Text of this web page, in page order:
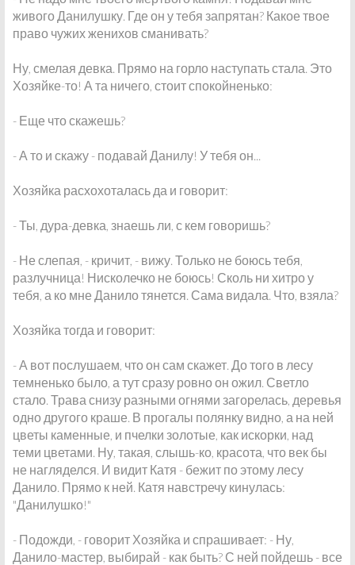
живого Данилушку. Где он у тебя запрятан? Какое твое
право чужих женихов сманивать?
Ну, смелая девка. Прямо на горло наступать стала. Это
Хозяйке-то! А та ничего, стоит спокойненько:
- Еще что скажешь?
- А то и скажу - подавай Данилу! У тебя он...
Хозяйка расхохоталась да и говорит:
- Ты, дура-девка, знаешь ли, с кем говоришь?
- Не слепая, - кричит, - вижу. Только не боюсь тебя,
разлучница! Нисколечко не боюсь! Сколь ни хитро у
тебя, а ко мне Данило тянется. Сама видала. Что, взяла?
Хозяйка тогда и говорит:
- А вот послушаем, что он сам скажет. До того в лесу
темненько было, а тут сразу ровно он ожил. Светло
стало. Трава снизу разными огнями загорелась, деревья
одно другого краше. В прогалы полянку видно, а на ней
цветы каменные, и пчелки золотые, как искорки, над
теми цветами. Ну, такая, слышь-ко, красота, что век бы
не нагляделся. И видит Катя - бежит по этому лесу
Данило. Прямо к ней. Катя навстречу кинулась:
"Данилушко!"
- Подожди, - говорит Хозяйка и спрашивает: - Ну,
Данило-мастер, выбирай - как быть? С ней пойдешь - все